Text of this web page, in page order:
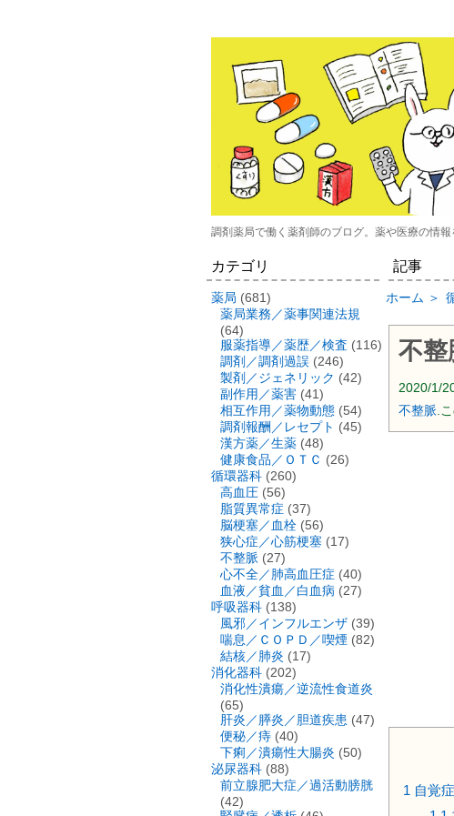
調剤薬局で働く薬剤師のブログ。薬や医療の情
記事
ホーム ＞
不整
2020/1/
不整脈 .
1 自覚
カテゴリ
薬局 (681)
薬局業務／薬事関連法規
(64)
服薬指導／薬歴／検査 (116)
調剤／調剤過誤 (246)
製剤／ジェネリック (42)
副作用／薬害 (41)
相互作用／薬物動態 (54)
調剤報酬／レセプト (45)
漢方薬／生薬 (48)
健康食品／ＯＴＣ (26)
循環器科 (260)
高血圧 (56)
脂質異常症 (37)
脳梗塞／血栓 (56)
狭心症／心筋梗塞 (17)
不整脈 (27)
心不全／肺高血圧症 (40)
血液／貧血／白血病 (27)
呼吸器科 (138)
風邪／インフルエンザ (39)
喘息／ＣＯＰＤ／喫煙 (82)
結核／肺炎 (17)
消化器科 (202)
消化性潰瘍／逆流性食道炎
(65)
肝炎／膵炎／胆道疾患 (47)
便秘／痔 (40)
下痢／潰瘍性大腸炎 (50)
泌尿器科 (88)
前立腺肥大症／過活動膀胱
(42)